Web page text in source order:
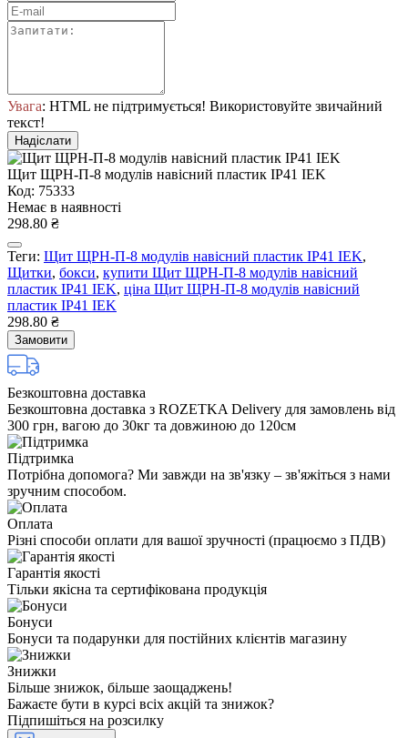
Увага: HTML не підтримується! Використовуйте звичайний
текст!
Надіслати
Щит ЩРН-П-8 модулів навісний пластик IP41 IEK
Код: 75333
Немає в наявності
298.80 ₴
Теги: Щит ЩРН-П-8 модулів навісний пластик IP41 IEK,
Щитки, бокси, купити Щит ЩРН-П-8 модулів навісний
пластик IP41 IEK, ціна Щит ЩРН-П-8 модулів навісний
пластик IP41 IEK
298.80 ₴
Замовити
Безкоштовна доставка
Безкоштовна доставка з ROZETKA Delivery для замовлень від
300 грн, вагою до 30кг та довжиною до 120см
Підтримка
Потрібна допомога? Ми завжди на зв'язку – зв'яжіться з нами
зручним способом.
Оплата
Різні способи оплати для вашої зручності (працюємо з ПДВ)
Гарантія якості
Тільки якісна та сертифікована продукція
Бонуси
Бонуси та подарунки для постійних клієнтів магазину
Знижки
Більше знижок, більше заощаджень!
Бажаєте бути в курсі всіх акцій та знижок?
Підпишіться на розсилку